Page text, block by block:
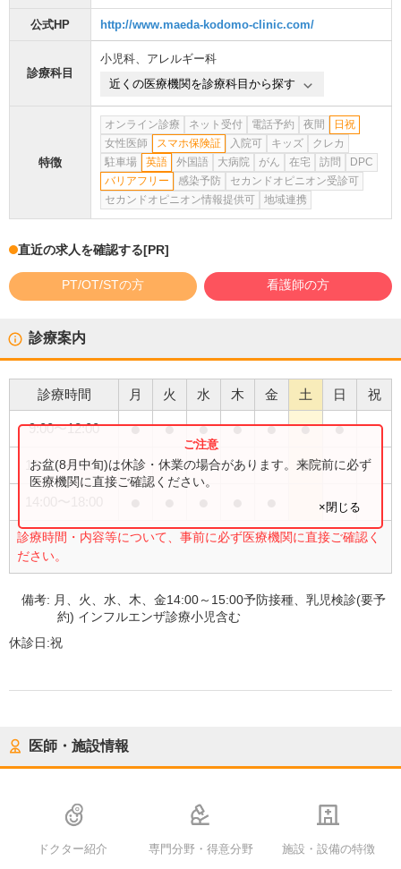
公式HP http://www.maeda-kodomo-clinic.com/
診療科目
小児科、 アレルギー科
近くの医療機関を診療科目から探す
特徴
オンライン診療 ネット受付 電話予約 夜間
日祝
女性医師
スマホ保険証 入院可 キッズ
クレカ
駐車場
英語 外国語 大病院 がん 在宅 訪問
DPC
バリアフリー
感染予防
セカンドオピニオン受診可
セカンドオピニオン情報提供可
地域連携
直近の求人を確認する[PR]
PT/OT/STの方 看護師の方
診療案内
診療時間 月 火 水 木 金 土 日 祝
9:00〜12:00 ● ● ● ● ● ● ●
13:00〜15:00 ●
診療時間・内容等について、事前に必ず医療機関に直接ご確認く
ださい。
お盆(8月中旬)は休診・休業の場合があります。来院前に必ず
医療機関に直接ご確認ください。
×閉じる
備考: 月、火、水、木、金14:00～15:00予防接種、乳児検診(要予
約) インフルエンザ診療小児含む
休診日:祝
医師・施設情報
ドクター紹介 専門分野・得意分野 施設・設備の特徴